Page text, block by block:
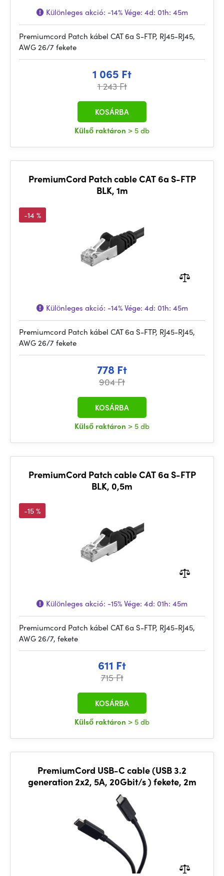
Különleges akció: -14%Vége: 4d: 01h: 45m
Premiumcord Patch kábel CAT 6a S-FTP, RJ45-RJ45,
AWG 26/7 fekete
1 065 Ft
1 243 Ft
Külső raktáron > 5 db
KOSÁRBA
PremiumCord Patch cable CAT 6a S-FTP
BLK, 1m
-14 %
Különleges akció: -14%Vége: 4d: 01h: 45m
Premiumcord Patch kábel CAT 6a S-FTP, RJ45-RJ45,
AWG 26/7 fekete
778 Ft
904 Ft
Külső raktáron > 5 db
KOSÁRBA
PremiumCord Patch cable CAT 6a S-FTP
BLK, 0,5m
-15 %
Különleges akció: -15%Vége: 4d: 01h: 45m
Premiumcord Patch kábel CAT 6a S-FTP, RJ45-RJ45,
AWG 26/7, fekete
611 Ft
715 Ft
Külső raktáron > 5 db
KOSÁRBA
PremiumCord USB-C cable (USB 3.2
generation 2x2, 5A, 20Gbit/s ) fekete, 2m